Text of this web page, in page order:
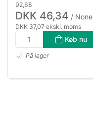
92,68
DKK 46,34 / None
DKK 37,07 ekskl. moms
Køb nu
På lager